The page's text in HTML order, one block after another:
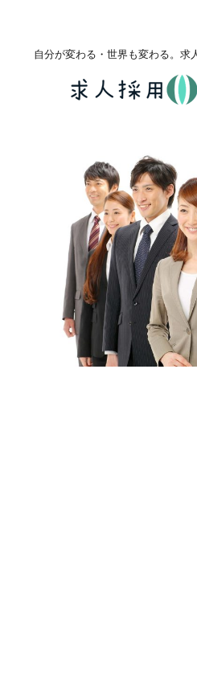
自分が変わる・世界も変わる。求